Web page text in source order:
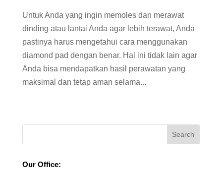
Untuk Anda yang ingin memoles dan merawat
dinding atau lantai Anda agar lebih terawat, Anda
pastinya harus mengetahui cara menggunakan
diamond pad dengan benar. Hal ini tidak lain agar
Anda bisa mendapatkan hasil perawatan yang
maksimal dan tetap aman selama...
Our Office: